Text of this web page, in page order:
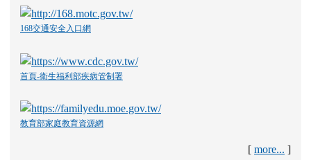
168交通安全入口網
首頁-衛生福利部疾病管制署
教育部家庭教育資源網
[ more... ]